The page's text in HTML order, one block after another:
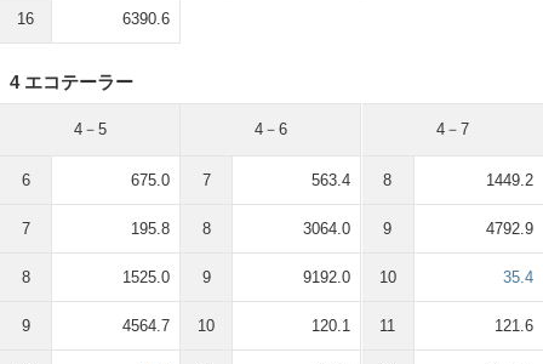
16 6390.6
4 エコテーラー
4－5
6 675.0
7 195.8
8 1525.0
9 4564.7
4－6
7 563.4
8 3064.0
9 9192.0
10 120.1
4－7
8 1449.2
9 4792.9
10 35.4
11 121.6